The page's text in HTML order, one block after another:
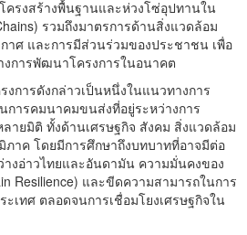
ครงสร้างพื้นฐานและห่วงโซ่อุปทานใน
รวมถึงมาตรการด้านสิ่งแวดล้อม
าศ และการมีส่วนร่วมของประชาชน เพื่อ
การพัฒนาโครงการในอนาคต
งการดังกล่าวเป็นหนึ่งในแนวทางการ
ารคมนาคมขนส่งที่อยู่ระหว่างการ
ายมิติ ทั้งด้านเศรษฐกิจ สังคม สิ่งแวดล้อม
ภาค โดยมีการศึกษาถึงบทบาทที่อาจมีต่อ
างอ่าวไทยและอันดามัน ความมั่นคงของ
Resilience) และขีดความสามารถในการ
เทศ ตลอดจนการเชื่อมโยงเศรษฐกิจใน